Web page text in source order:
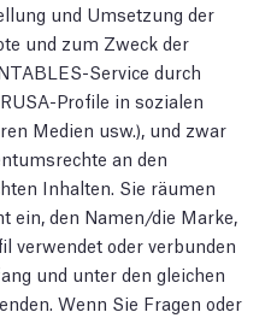
und Umsetzung der
und zum Zweck der
Service durch
Profile in sozialen
Medien usw.), und zwar
an den
Inhalten. Sie räumen
ein, den Namen/die Marke,
verwendet oder verbunden
und unter den gleichen
Wenn Sie Fragen oder